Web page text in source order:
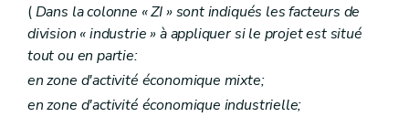
(Dans la colonne « ZI » sont indiqués les facteurs de
division « industrie » à appliquer si le projet est situé
tout ou en partie:
en zone d'activité économique mixte;
en zone d'activité économique industrielle;